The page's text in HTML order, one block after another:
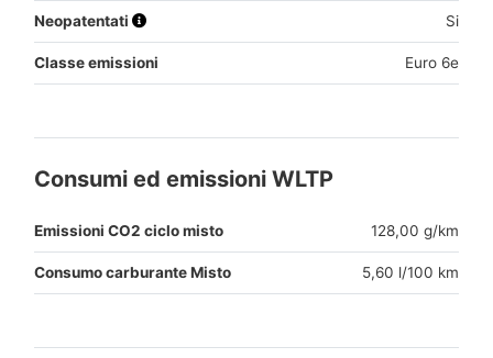
Neopatentati Si
Classe emissioni Euro 6e
Consumi ed emissioni WLTP
Emissioni CO2 ciclo misto 128,00 g/km
Consumo carburante Misto 5,60 l/100 km